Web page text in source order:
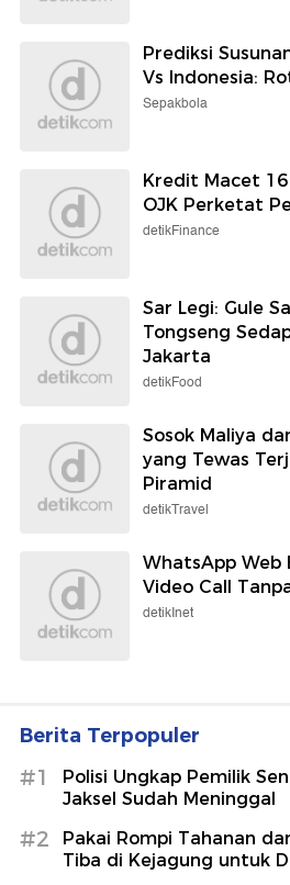
Prediksi
Vs Indonesia:
Sepakbola
Kredit Macet
OJK Perketat
detikFinance
Sar Legi: Gule
Tongseng
Jakarta
detikFood
Sosok Maliya
yang Tewas
Piramid
detikTravel
WhatsApp Web
Video Call
detikInet
Berita Terpopuler
#1
Polisi Ungkap Pemilik
Jaksel Sudah Meninggal
#2
Pakai Rompi Tahanan
Tiba di Kejagung untuk